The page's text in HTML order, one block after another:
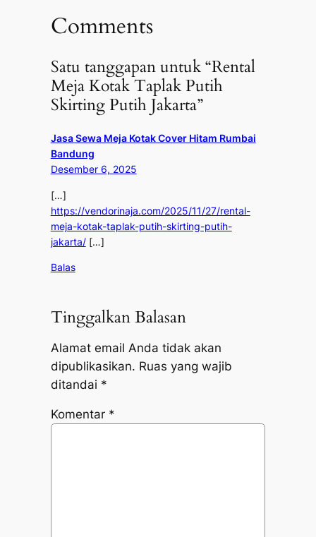
Comments
Satu tanggapan untuk “Rental
Meja Kotak Taplak Putih
Skirting Putih Jakarta”
Jasa Sewa Meja Kotak Cover Hitam Rumbai
Bandung
Desember 6, 2025
[…]
https://vendorinaja.com/2025/11/27/rental-
meja-kotak-taplak-putih-skirting-putih-
jakarta/[…]
Balas
Tinggalkan Balasan
Alamat email Anda tidak akan
dipublikasikan. Ruas yang wajib
ditandai *
Komentar *